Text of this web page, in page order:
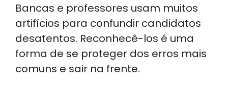
Bancas e professores usam muitos
artifícios para confundir candidatos
desatentos. Reconhecê-los é uma
forma de se proteger dos erros mais
comuns e sair na frente.